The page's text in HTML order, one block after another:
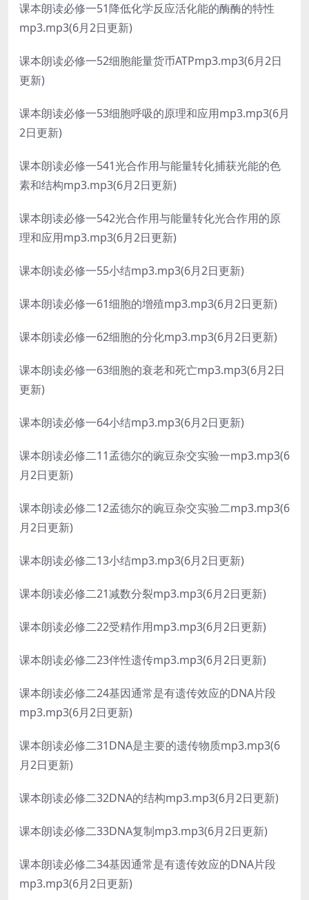
课本朗读必修一51降低化学反应活化能的酶酶的特性
mp3.mp3(6月2日更新)
课本朗读必修一52细胞能量货币ATPmp3.mp3(6月2日
更新)
课本朗读必修一53细胞呼吸的原理和应用mp3.mp3(6月
2日更新)
课本朗读必修一541光合作用与能量转化捕获光能的色
素和结构mp3.mp3(6月2日更新)
课本朗读必修一542光合作用与能量转化光合作用的原
理和应用mp3.mp3(6月2日更新)
课本朗读必修一55小结mp3.mp3(6月2日更新)
课本朗读必修一61细胞的增殖mp3.mp3(6月2日更新)
课本朗读必修一62细胞的分化mp3.mp3(6月2日更新)
课本朗读必修一63细胞的衰老和死亡mp3.mp3(6月2日
更新)
课本朗读必修一64小结mp3.mp3(6月2日更新)
课本朗读必修二11孟德尔的豌豆杂交实验一mp3.mp3(6
月2日更新)
课本朗读必修二12孟德尔的豌豆杂交实验二mp3.mp3(6
月2日更新)
课本朗读必修二13小结mp3.mp3(6月2日更新)
课本朗读必修二21减数分裂mp3.mp3(6月2日更新)
课本朗读必修二22受精作用mp3.mp3(6月2日更新)
课本朗读必修二23伴性遗传mp3.mp3(6月2日更新)
课本朗读必修二24基因通常是有遗传效应的DNA片段
mp3.mp3(6月2日更新)
课本朗读必修二31DNA是主要的遗传物质mp3.mp3(6
月2日更新)
课本朗读必修二32DNA的结构mp3.mp3(6月2日更新)
课本朗读必修二33DNA复制mp3.mp3(6月2日更新)
课本朗读必修二34基因通常是有遗传效应的DNA片段
mp3.mp3(6月2日更新)